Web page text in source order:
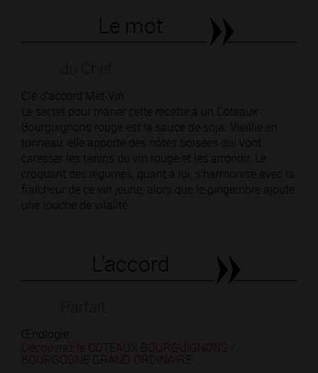
Le mot
du Chef
Clé d’accord Met-Vin
Le secret pour marier cette recette à un Coteaux
Bourguignons rouge est la sauce de soja. Vieillie en
tonneau, elle apporte des notes boisées qui vont
caresser les tanins du vin rouge et les arrondir. Le
croquant des légumes, quant à lui, s’harmonise avec la
fraîcheur de ce vin jeune, alors que le gingembre ajoute
une touche de vitalité.
L'accord
Parfait
Œnologie
Découvrez le COTEAUX BOURGUIGNONS /
BOURGOGNE GRAND ORDINAIRE